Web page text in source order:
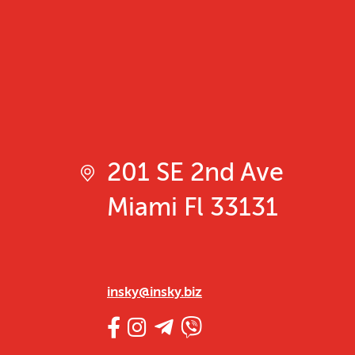
201 SE 2nd Ave
Miami Fl 33131
insky@insky.biz